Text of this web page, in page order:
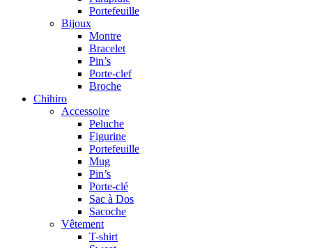
Portefeuille
Bijoux
Montre
Bracelet
Pin’s
Porte-clef
Broche
Chihiro
Accessoire
Peluche
Figurine
Portefeuille
Mug
Pin’s
Porte-clé
Sac à Dos
Sacoche
Vêtement
T-shirt